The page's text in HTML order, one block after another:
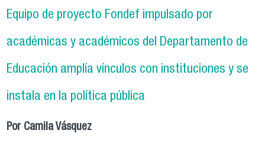
Departamento de Educación cierra con
seminario y lanzamiento de una página web de
autoformación
Equipo de proyecto Fondef impulsado por
académicas y académicos del Departamento de
Educación amplía vínculos con instituciones y se
instala en la política pública
Por Camila Vásquez